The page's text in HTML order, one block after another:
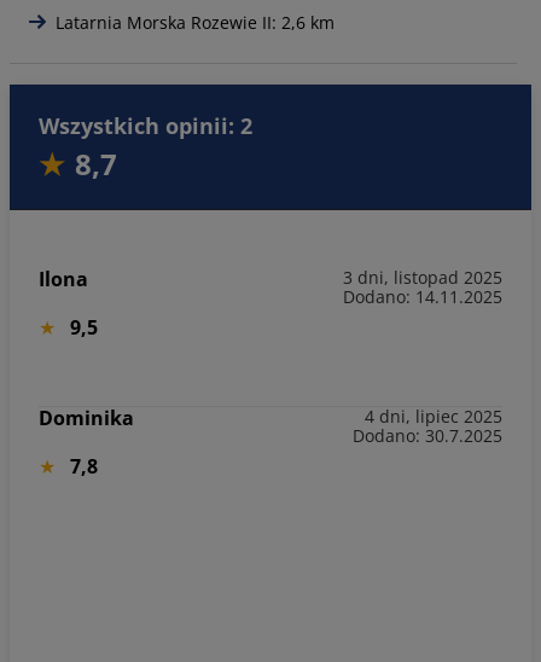
Latarnia Morska Rozewie II: 2,6 km
Wszystkich opinii: 2
8,7
Ilona
3 dni, listopad 2025
Dodano: 14.11.2025
9,5
Dominika
4 dni, lipiec 2025
Dodano: 30.7.2025
7,8